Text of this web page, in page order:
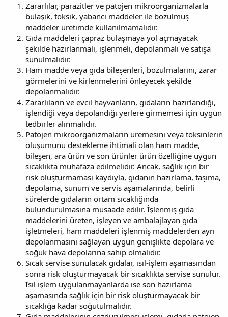
Zararlılar, parazitler ve patojen mikroorganizmalarla
bulaşık, toksik, yabancı maddeler ile bozulmuş
maddeler üretimde kullanılmamalıdır.
Gıda maddeleri çapraz bulaşmaya yol açmayacak
şekilde hazırlanmalı, işlenmeli, depolanmalı ve satışa
sunulmalıdır.
Ham madde veya gıda bileşenleri, bozulmalarını, zarar
görmelerini ve kirlenmelerini önleyecek şekilde
depolanmalıdır.
Zararlıların ve evcil hayvanların, gıdaların hazırlandığı,
işlendiği veya depolandığı yerlere girmemesi için uygun
tedbirler alınmalıdır.
Patojen mikroorganizmaların üremesini veya toksinlerin
oluşumunu destekleme ihtimali olan ham madde,
bileşen, ara ürün ve son ürünler ürün özelliğine uygun
sıcaklıkta muhafaza edilmelidir. Ancak, sağlık için bir
risk oluşturmaması kaydıyla, gıdanın hazırlama, taşıma,
depolama, sunum ve servis aşamalarında, belirli
sürelerde gıdaların ortam sıcaklığında
bulundurulmasına müsaade edilir. İşlenmiş gıda
maddelerini üreten, işleyen ve ambalajlayan gıda
işletmeleri, ham maddeleri işlenmiş maddelerden ayrı
depolanmasını sağlayan uygun genişlikte depolara ve
soğuk hava depolarına sahip olmalıdır.
Sıcak servise sunulacak gıdalar, ısıl-işlem aşamasından
sonra risk oluşturmayacak bir sıcaklıkta servise sunulur.
Isıl işlem uygulanmayanlarda ise son hazırlama
aşamasında sağlık için bir risk oluşturmayacak bir
sıcaklığa kadar soğutulmalıdır.